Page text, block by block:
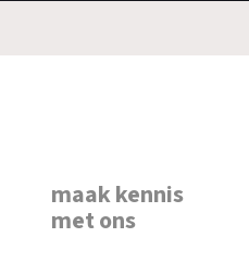
maak kennis
met ons